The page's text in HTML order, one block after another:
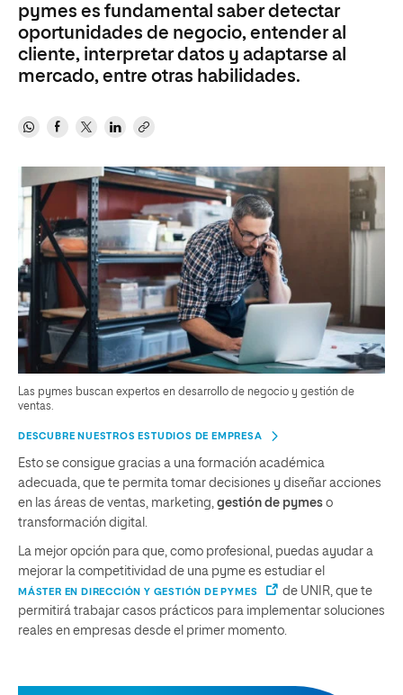
pymes es fundamental saber detectar
oportunidades de negocio, entender al
cliente, interpretar datos y adaptarse al
mercado, entre otras habilidades.
Las pymes buscan expertos en desarrollo de negocio y gestión de
ventas.
DESCUBRE NUESTROS ESTUDIOS DE EMPRESA
Esto se consigue gracias a una formación académica
adecuada, que te permita tomar decisiones y diseñar acciones
en las áreas de ventas, marketing, gestión de pymes o
transformación digital.
La mejor opción para que, como profesional, puedas ayudar a
mejorar la competitividad de una pyme es estudiar el
MÁSTER EN DIRECCIÓN Y GESTIÓN DE PYMES
de UNIR, que te
permitirá trabajar casos prácticos para implementar soluciones
reales en empresas desde el primer momento.